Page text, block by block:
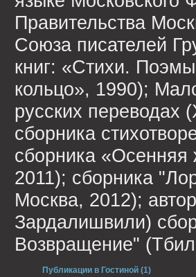
Правительства
Союза писателей
книг: «Стихи.
кольцо», 1990);
русских переводах
сборника
сборника «Осенняя
2011); сборника
Москва, 2012);
Зардалишвили)
Возвращение"
Публикации в Гостиной (1)